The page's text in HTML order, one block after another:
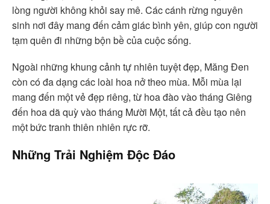
lòng người không khỏi say mê. Các cánh rừng nguyên
sinh nơi đây mang đến cảm giác bình yên, giúp con người
tạm quên đi những bộn bề của cuộc sống.
Ngoài những khung cảnh tự nhiên tuyệt đẹp, Măng Đen
còn có đa dạng các loài hoa nở theo mùa. Mỗi mùa lại
mang đến một vẻ đẹp riêng, từ hoa đào vào tháng Giêng
đến hoa dã quỳ vào tháng Mười Một, tất cả đều tạo nên
một bức tranh thiên nhiên rực rỡ.
Những Trải Nghiệm Độc Đáo